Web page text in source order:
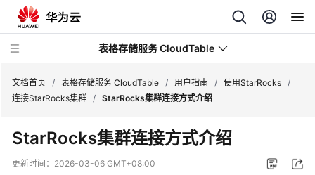
表格存储服务 CloudTable
新
动
文档首页 / 表格存储服务 CloudTable / 用户指南 / 使用StarRocks /
连接StarRocks集群 / StarRocks集群连接方式介绍
StarRocks集群连接方式介绍
更新时间： 2026-03-06 GMT+08:00